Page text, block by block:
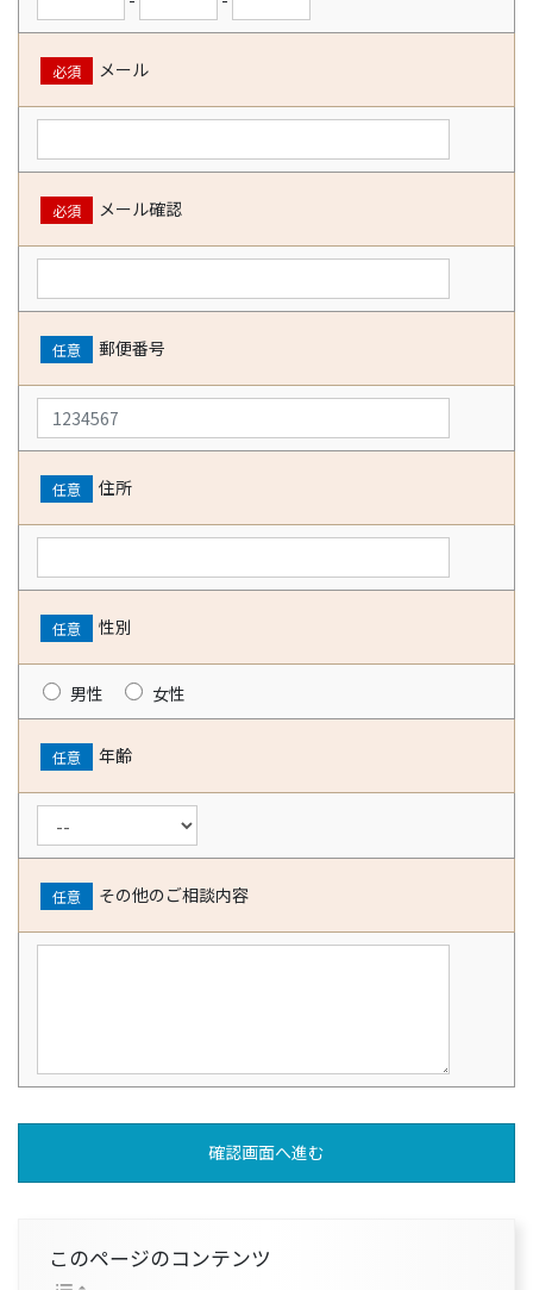
必須 メール
必須 メール確認
任意 郵便番号
任意 住所
任意 性別
男性 女性
任意 年齢
任意 その他のご相談内容
このページのコンテンツ